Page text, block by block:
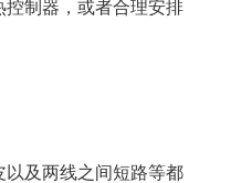
控制器，或者合理安排
以及两线之间短路等都